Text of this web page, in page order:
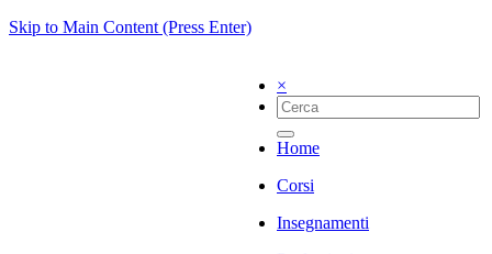
Skip to Main Content (Press Enter)
×
Home
Corsi
Insegnamenti